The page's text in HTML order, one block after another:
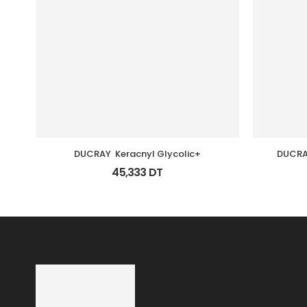
DUCRAY  Keracnyl Glycolic+
45,333 DT